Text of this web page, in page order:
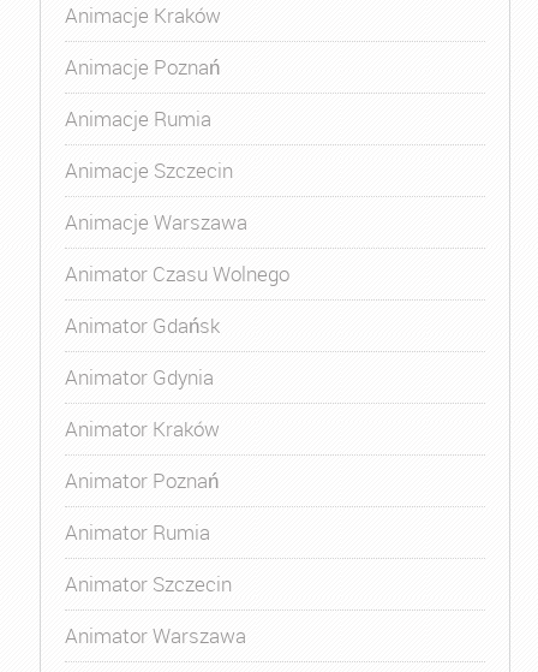
Animacje Kraków
Animacje Poznań
Animacje Rumia
Animacje Szczecin
Animacje Warszawa
Animator Czasu Wolnego
Animator Gdańsk
Animator Gdynia
Animator Kraków
Animator Poznań
Animator Rumia
Animator Szczecin
Animator Warszawa